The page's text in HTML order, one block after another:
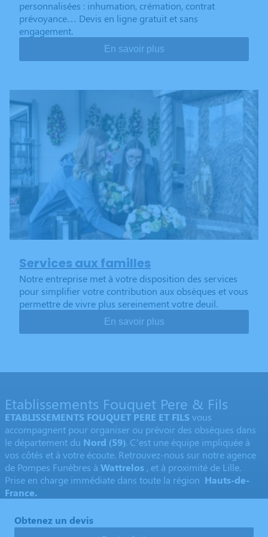
personnalisées : inhumation, crémation, contrat
prévoyance… Devis en ligne gratuit et sans
engagement.
En savoir plus
Services aux familles
Notre entreprise met à votre disposition des services
pour simplifier votre contribution aux obsèques et vous
permettre de vivre plus sereinement votre deuil.
En savoir plus
Etablissements Fouquet Pere & Fils
ETABLISSEMENTS FOUQUET PERE ET FILS vous
accompagnent pour organiser ou prévoir des obsèques dans
le département du Nord (59). C’est une équipe impliquée à
vos côtés et à votre écoute. Retrouvez-nous sur notre agence
de Pompes Funèbres à Wattrelos , et à proximité de Lille.
Prise en charge immédiate dans toute la région Hauts-de-
France.
Obtenez un devis